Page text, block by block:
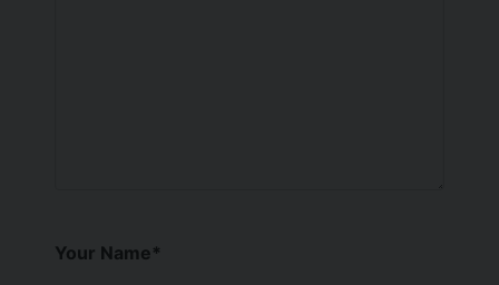
Your Name*